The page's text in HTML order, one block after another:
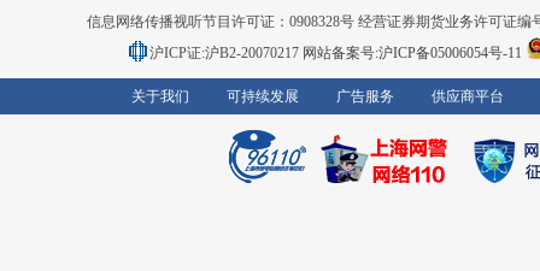
信息网络传播视听节目许可证：0908328号 经营证券期货业务许可证编
沪ICP证:沪B2-20070217 网站备案号:沪ICP备05006054号-11
关于我们 可持续发展 广告服务 供应商平台